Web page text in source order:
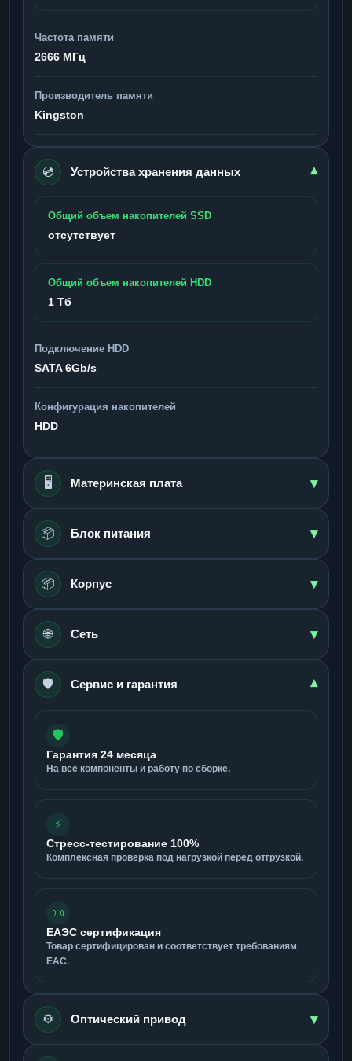
Частота памяти
2666 МГц
Производитель памяти
Kingston
💿 Устройства хранения данных ▾
Общий объем накопителей SSD
отсутствует
Общий объем накопителей HDD
1 Тб
Подключение HDD
SATA 6Gb/s
Конфигурация накопителей
HDD
🖥️ Материнская плата ▾
📦 Блок питания ▾
📦 Корпус ▾
🌐 Сеть ▾
🛡️ Сервис и гарантия ▾
🛡️
Гарантия 24 месяца
На все компоненты и работу по сборке.
⚡
Стресс-тестирование 100%
Комплексная проверка под нагрузкой перед отгрузкой.
📜
ЕАЭС сертификация
Товар сертифицирован и соответствует требованиям
ЕАС.
⚙️ Оптический привод ▾